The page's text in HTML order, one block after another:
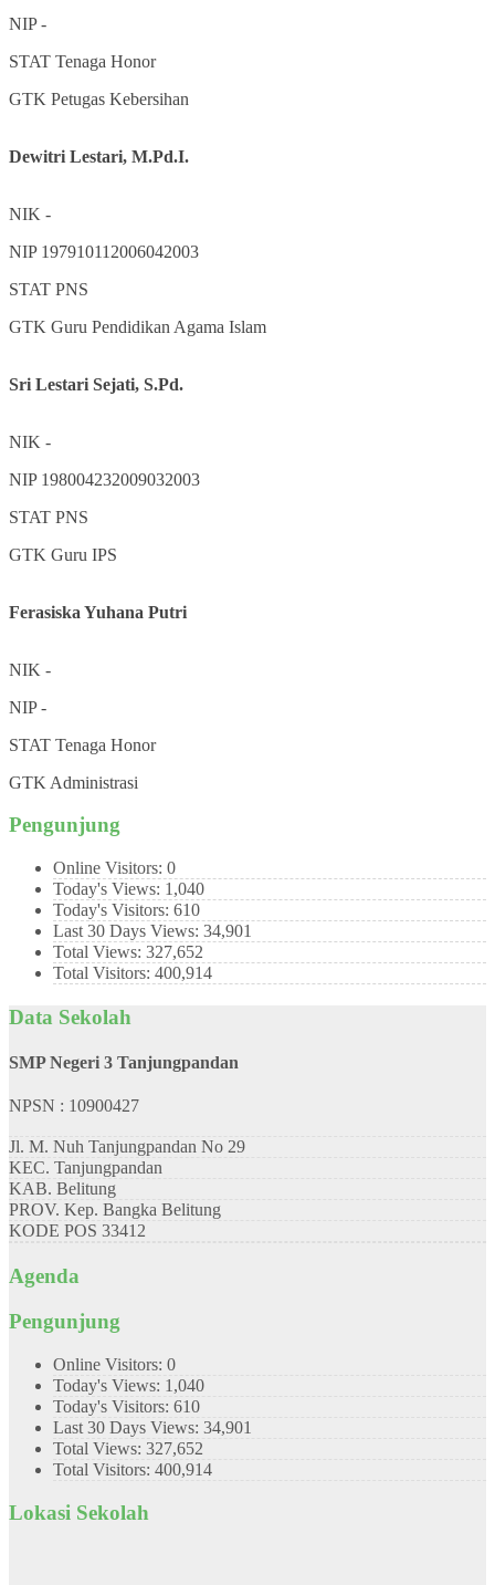
NIP-
STAT Tenaga Honor
GTK Petugas Kebersihan
Dewitri Lestari, M.Pd.I.
NIK -
NIP 197910112006042003
STAT PNS
GTK Guru Pendidikan Agama Islam
Sri Lestari Sejati, S.Pd.
NIK -
NIP 198004232009032003
STAT PNS
GTK Guru IPS
Ferasiska Yuhana Putri
NIK -
NIP-
STAT Tenaga Honor
GTK Administrasi
Pengunjung
Online Visitors: 0
Today's Views: 1,040
Today's Visitors: 610
Last 30 Days Views: 34,901
Total Views: 327,652
Total Visitors: 400,914
Data Sekolah
SMP Negeri 3 Tanjungpandan
NPSN : 10900427
Jl. M. Nuh Tanjungpandan No 29
KEC. Tanjungpandan
KAB. Belitung
PROV. Kep. Bangka Belitung
KODE POS 33412
Agenda
Pengunjung
Online Visitors: 0
Today's Views: 1,040
Today's Visitors: 610
Last 30 Days Views: 34,901
Total Views: 327,652
Total Visitors: 400,914
Lokasi Sekolah